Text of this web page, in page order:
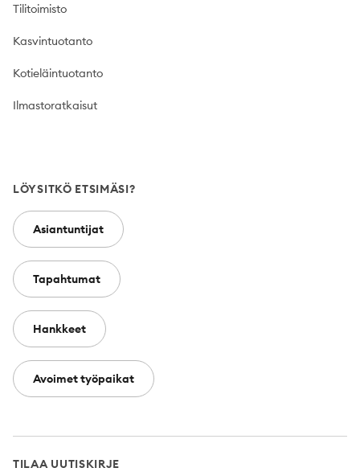
Tilitoimisto
Kasvintuotanto
Kotieläintuotanto
Ilmastoratkaisut
LÖYSITKÖ ETSIMÄSI?
Asiantuntijat
Tapahtumat
Hankkeet
Avoimet työpaikat
TILAA UUTISKIRJE